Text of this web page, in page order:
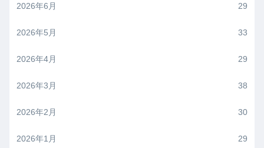
2026年6月 29
2026年5月 33
2026年4月 29
2026年3月 38
2026年2月 30
2026年1月 29